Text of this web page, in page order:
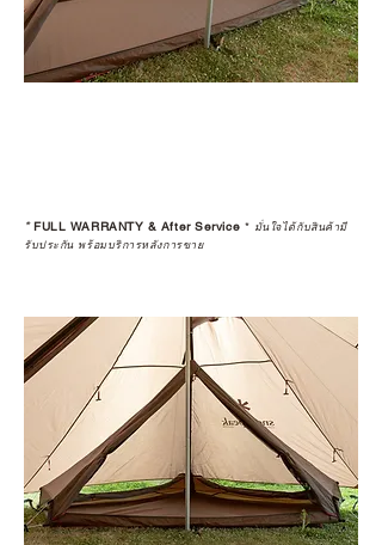
*FULL WARRANTY & After Service * มั่นใจได้กับสินค้ามี
รับประกัน พร้อมบริการหลังการขาย